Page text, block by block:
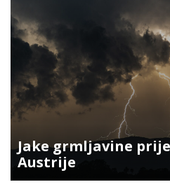
Jake grmljavine
Austrije